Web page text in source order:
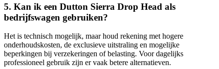
5. Kan ik een Dutton Sierra Drop Head als
bedrijfswagen gebruiken?
Het is technisch mogelijk, maar houd rekening met hogere
onderhoudskosten, de exclusieve uitstraling en mogelijke
beperkingen bij verzekeringen of belasting. Voor dagelijks
professioneel gebruik zijn er vaak betere alternatieven.